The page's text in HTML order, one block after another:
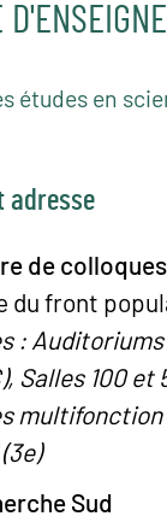
études en
adresse
de colloques
du front
:
Salles 100 et
multifonction
(3e)
Sud